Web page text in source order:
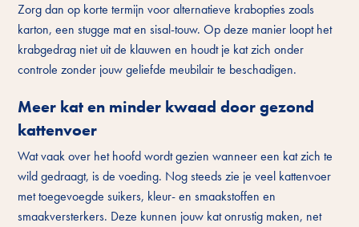
Zorg dan op korte termijn voor alternatieve krabopties zoals
karton, een stugge mat en sisal-touw. Op deze manier loopt het
krabgedrag niet uit de klauwen en houdt je kat zich onder
controle zonder jouw geliefde meubilair te beschadigen.
Meer kat en minder kwaad door gezond
kattenvoer
Wat vaak over het hoofd wordt gezien wanneer een kat zich te
wild gedraagt, is de voeding. Nog steeds zie je veel kattenvoer
met toegevoegde suikers, kleur- en smaakstoffen en
smaakversterkers. Deze kunnen jouw kat onrustig maken, net